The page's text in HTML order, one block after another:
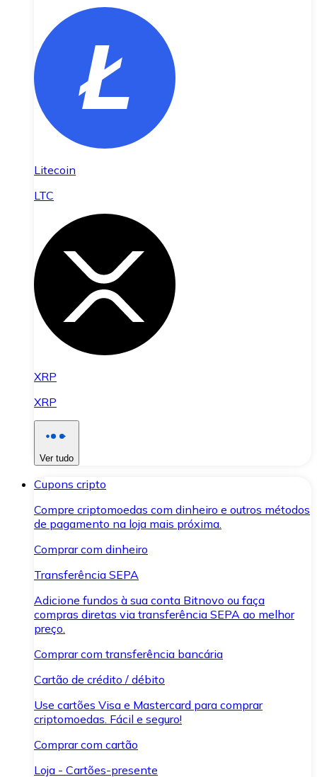
Litecoin
LTC
XRP
XRP
Ver tudo
Cupons cripto
Compre criptomoedas com dinheiro e outros métodos
de pagamento na loja mais próxima.
Comprar com dinheiro
Transferência SEPA
Adicione fundos à sua conta Bitnovo ou faça
compras diretas via transferência SEPA ao melhor
preço.
Comprar com transferência bancária
Cartão de crédito / débito
Use cartões Visa e Mastercard para comprar
criptomoedas. Fácil e seguro!
Comprar com cartão
Loja - Cartões-presente